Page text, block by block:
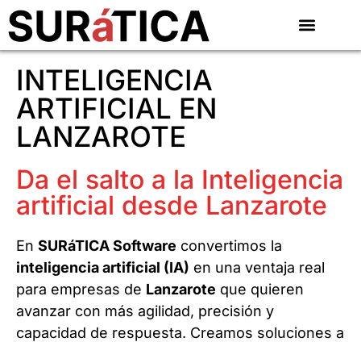
INTELIGENCIA
ARTIFICIAL EN
LANZAROTE
Da el salto a la Inteligencia
artificial desde Lanzarote
En SURáTICA Software convertimos la
inteligencia artificial (IA) en una ventaja real
para empresas de Lanzarote que quieren
avanzar con más agilidad, precisión y
capacidad de respuesta. Creamos soluciones a